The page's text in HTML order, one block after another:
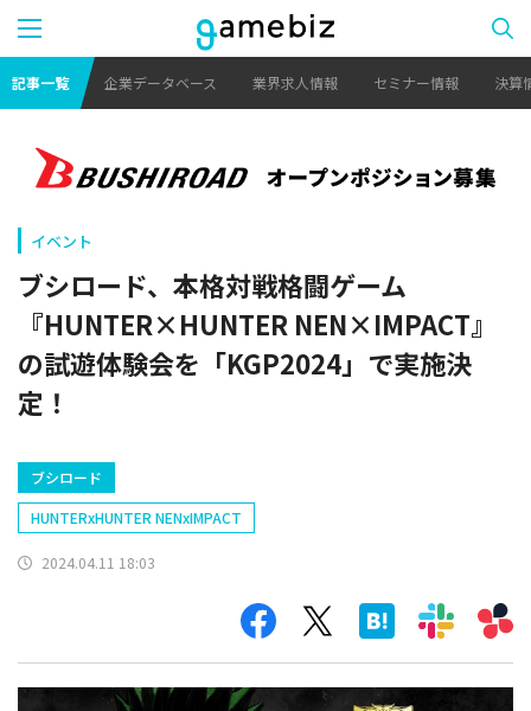
記事一覧 企業データベース 業界求人情報 セミナー情報 決算
イベント
ブシロード、本格対戦格闘ゲーム
『HUNTER×HUNTER NEN×IMPACT』
の試遊体験会を「KGP2024」で実施決
定！
ブシロード
HUNTERxHUNTER NENxIMPACT
2024.04.11 18:03